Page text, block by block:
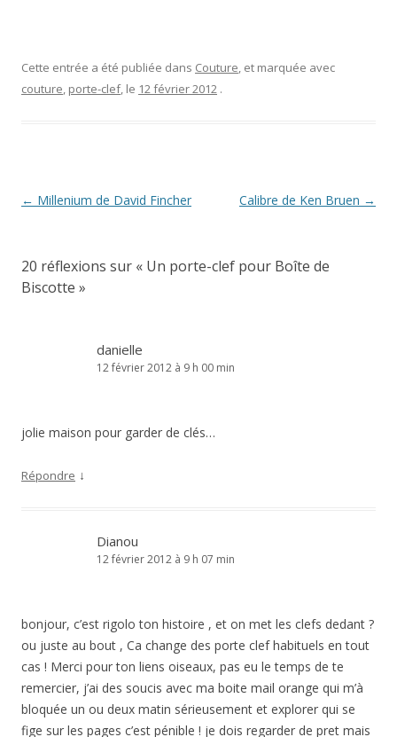
Cette entrée a été publiée dans Couture, et marquée avec
couture, porte-clef, le 12 février 2012 .
Navigation
← Millenium de David Fincher Calibre de Ken Bruen →
20 réflexions sur « Un porte-clef pour Boîte de
Biscotte »
danielle
12 février 2012 à 9 h 00 min
jolie maison pour garder de clés…
Répondre ↓
Dianou
12 février 2012 à 9 h 07 min
bonjour, c’est rigolo ton histoire , et on met les clefs dedant ?
ou juste au bout , Ca change des porte clef habituels en tout
cas ! Merci pour ton liens oiseaux, pas eu le temps de te
remercier, j’ai des soucis avec ma boite mail orange qui m’à
bloquée un ou deux matin sérieusement et explorer qui se
fige sur les pages c’est pénible ! je dois regarder de pret mais